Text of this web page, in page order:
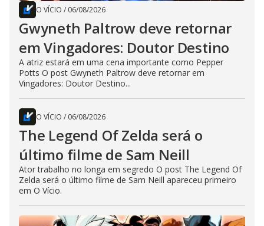
O VÍCIO / 06/08/2026
Gwyneth Paltrow deve retornar
em Vingadores: Doutor Destino
A atriz estará em uma cena importante como Pepper
Potts O post Gwyneth Paltrow deve retornar em
Vingadores: Doutor Destino...
O VÍCIO / 06/08/2026
The Legend Of Zelda será o
último filme de Sam Neill
Ator trabalho no longa em segredo O post The Legend Of
Zelda será o último filme de Sam Neill apareceu primeiro
em O Vício.